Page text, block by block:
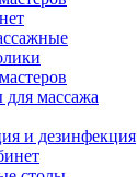
для массажа
и дезинфекция